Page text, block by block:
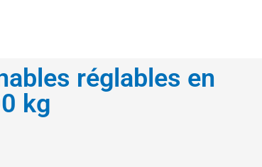
réglables en
kg